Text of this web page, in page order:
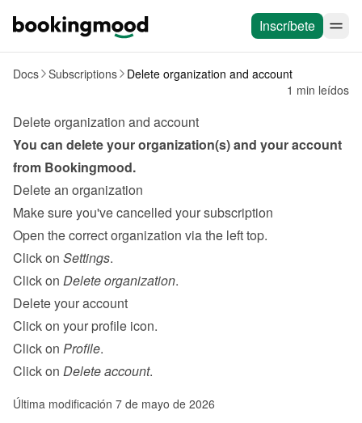
Inscríbete
Docs Subscriptions
Delete organization and account
1 min leídos
Delete organization and account
You can delete your organization(s) and your account
from Bookingmood.
Delete an organization
Make sure you've cancelled your subscription
Open the correct organization via the left top.
Click on Settings.
Click on Delete organization.
Delete your account
Click on your profile icon.
Click on Profile.
Click on Delete account.
Última modificación 7 de mayo de 2026